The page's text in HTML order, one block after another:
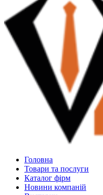
Головна
Товари та послуги
Каталог фірм
Новини компаній